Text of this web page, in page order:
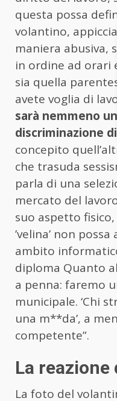
questa possa
volantino,
maniera abusiva,
in ordine ad orari
sia quella
avete voglia di
sarà nemmeno
discriminazione
concepito
che trasuda
parla di una
mercato del
suo aspetto
’velina’ non
ambito
diploma Quanto
a penna: faremo
municipale. ‘Chi
una m**da’, a
competente”.
La
La foto del